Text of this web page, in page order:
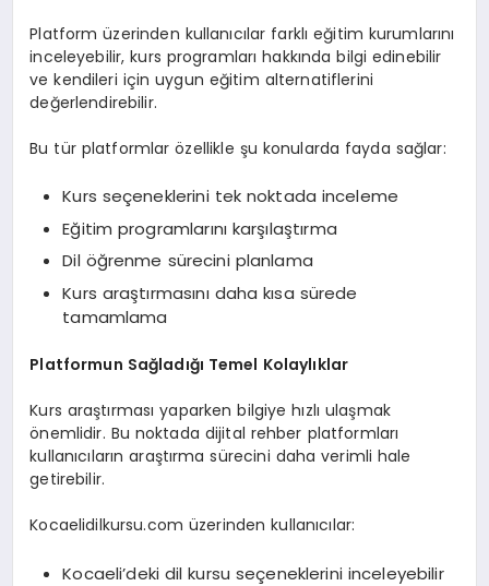
Platform üzerinden kullanıcılar farklı eğitim kurumlarını
inceleyebilir, kurs programları hakkında bilgi edinebilir
ve kendileri için uygun eğitim alternatiflerini
değerlendirebilir.
Bu tür platformlar özellikle şu konularda fayda sağlar:
Kurs seçeneklerini tek noktada inceleme
Eğitim programlarını karşılaştırma
Dil öğrenme sürecini planlama
Kurs araştırmasını daha kısa sürede
tamamlama
Platformun Sağladığı Temel Kolaylıklar
Kurs araştırması yaparken bilgiye hızlı ulaşmak
önemlidir. Bu noktada dijital rehber platformları
kullanıcıların araştırma sürecini daha verimli hale
getirebilir.
Kocaelidilkursu.com üzerinden kullanıcılar:
Kocaeli’deki dil kursu seçeneklerini inceleyebilir